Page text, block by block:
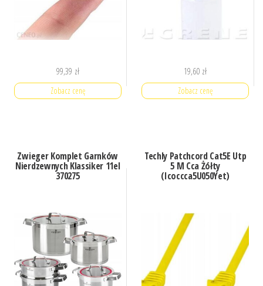
99,39 zł
Zobacz cenę
19,60 zł
Zobacz cenę
Zwieger Komplet Garnków
Nierdzewnych Klassiker 11el
370275
Techly Patchcord Cat5E Utp
5 M Cca Żółty
(Icoccca5U050Yet)